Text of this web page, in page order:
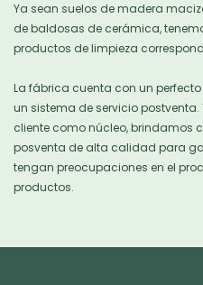
Ya sean suelos de madera
de baldosas de cerámica,
productos de limpieza
La fábrica cuenta con un
un sistema de servicio
cliente como núcleo, brindamos
posventa de alta calidad para
tengan preocupaciones en el
productos.